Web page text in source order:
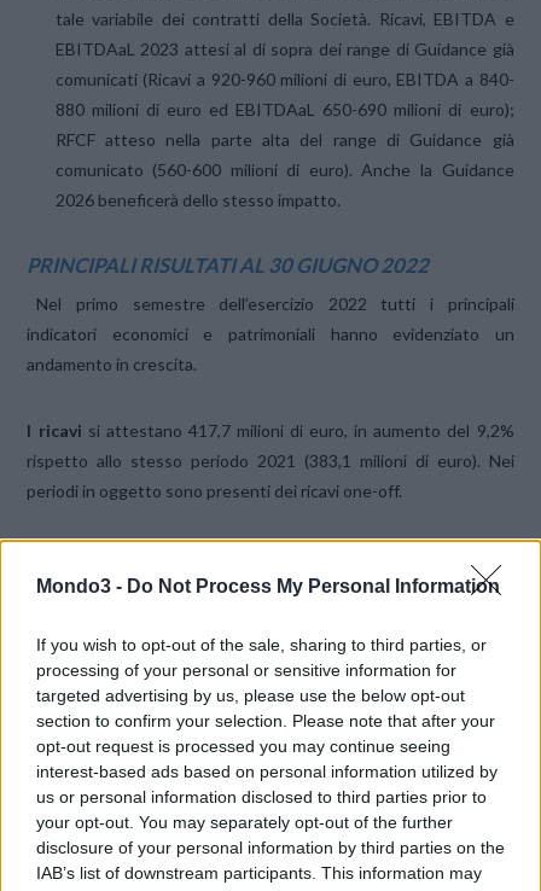
Mondo3 - Do Not Process My Personal Information
If you wish to opt-out of the sale, sharing to third parties, or
processing of your personal or sensitive information for
targeted advertising by us, please use the below opt-out
section to confirm your selection. Please note that after your
opt-out request is processed you may continue seeing
interest-based ads based on personal information utilized by
us or personal information disclosed to third parties prior to
your opt-out. You may separately opt-out of the further
disclosure of your personal information by third parties on the
IAB’s list of downstream participants. This information may
tale variabile dei contratti della Società. Ricavi, EBITDA e
EBITDAaL 2023 attesi al di sopra dei range di Guidance già
comunicati (Ricavi a 920-960 milioni di euro, EBITDA a 840-
880 milioni di euro ed EBITDAaL 650-690 milioni di euro);
RFCF atteso nella parte alta del range di Guidance già
comunicato (560-600 milioni di euro). Anche la Guidance
2026 beneficerà dello stesso impatto.
PRINCIPALI RISULTATI AL 30 GIUGNO 2022
Nel primo semestre dell’esercizio 2022 tutti i principali
indicatori economici e patrimoniali hanno evidenziato un
andamento in crescita.
I ricavi si attestano 417,7 milioni di euro, in aumento del 9,2%
rispetto allo stesso periodo 2021 (383,1 milioni di euro). Nei
periodi in oggetto sono presenti dei ricavi one-off.
rispetto al primo semestre 2021.L’EBITDAaLsi attesta a 282,8
2021.L’utile nettodel periodo si attesta a 142 milioni di euro, in
crescita del +49,5% rispetto allo stesso periodo 2021.
Il Recurring Free Cash Flowdel primo semestre 2022 si è
attestato a 227,7 milioni di euro, in crescita del +23,5% rispetto
allo stesso periodo del 2021.
Gli investimenti industrialidel periodo sono stati pari a 70,5